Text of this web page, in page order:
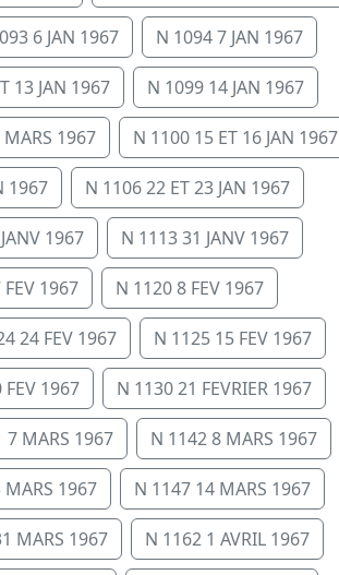
6 JAN 1967 N 1094 7 JAN 1967
13 JAN 1967 N 1099 14 JAN 1967
1967 N 1100 15 ET 16 JAN 1967
1967 N 1106 22 ET 23 JAN 1967
1967 N 1113 31 JANV 1967
1967 N 1120 8 FEV 1967
24 FEV 1967 N 1125 15 FEV 1967
1967 N 1130 21 FEVRIER 1967
7 MARS 1967 N 1142 8 MARS 1967
1967 N 1147 14 MARS 1967
MARS 1967 N 1162 1 AVRIL 1967